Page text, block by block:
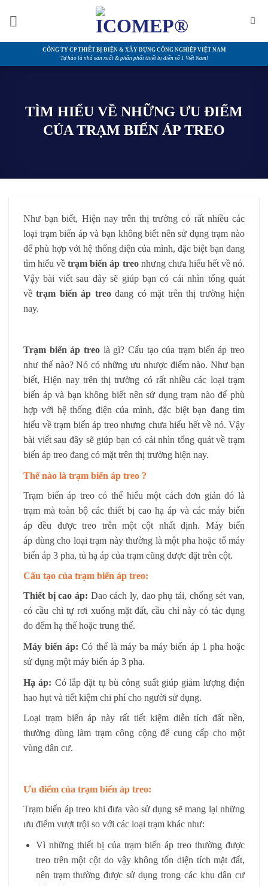
CÔNG TY CP THIẾT BỊ ĐIỆN & XÂY DỰNG CÔNG NGHIỆP VIỆT NAM
Tự hào là nhà sản xuất & phân phối thiết bị điện số 1 Việt Nam!
TÌM HIỂU VỀ NHỮNG ƯU ĐIỂM
CỦA TRẠM BIẾN ÁP TREO
Như bạn biết, Hiện nay trên thị trường có rất nhiều các
loại trạm biến áp và bạn không biết nên sử dụng trạm nào
để phù hợp với hệ thống điện của mình, đặc biệt bạn đang
tìm hiểu vềtrạm biến áp treonhưng chưa hiểu hết về nó.
Vậy bài viết sau đây sẽ giúp bạn có cái nhìn tổng quát
vềtrạm biến áp treođang có mặt trên thị trường hiện
nay.
Trạm biến áp treo là gì? Cấu tạo của trạm biến áp treo
như thế nào? Nó có những ưu nhược điểm nào. Như bạn
biết, Hiện nay trên thị trường có rất nhiều các loại trạm
biến áp và bạn không biết nên sử dụng trạm nào để phù
hợp với hệ thống điện của mình, đặc biệt bạn đang tìm
hiểu về trạm biến áp treo nhưng chưa hiểu hết về nó. Vậy
bài viết sau đây sẽ giúp bạn có cái nhìn tổng quát về trạm
biến áp treo đang có mặt trên thị trường hiện nay.
Thế nào là trạm biến áp treo ?
Trạm biến áp treo có thể hiểu một cách đơn giản đó là
trạm mà toàn bộ các thiết bị cao hạ áp và các máy biến
áp đều được treo trên một cột nhất định. Máy biến
áp dùng cho loại trạm này thường là một pha hoặc tổ máy
biến áp 3 pha, tủ hạ áp của trạm cũng được đặt trên cột.
Cấu tạo của trạm biến áp treo:
Thiết bị cao áp: Dao cách ly, dao phụ tải, chống sét van,
có cầu chì tự rơi xuống mặt đất, cầu chì này có tác dụng
đo đếm hạ thế hoặc trung thế.
Máy biến áp: Có thể là máy ba máy biến áp 1 pha hoặc
sử dụng một máy biến áp 3 pha.
Hạ áp: Có lắp đặt tụ bù công suất giúp giảm lượng điện
hao hụt và tiết kiệm chi phí cho người sử dụng.
Loại trạm biến áp này rất tiết kiệm diễn tích đất nền,
thường dùng làm trạm công cộng để cung cấp cho một
vùng dân cư.
Ưu điểm của trạm biến áp treo:
Trạm biến áp treo khi đưa vào sử dụng sẽ mang lại những
ưu điểm vượt trội so với các loại trạm khác như:
Vì những thiết bị của trạm biến áp treo thường được
treo trên một cột do vậy không tốn diện tích mặt đất,
nên trạm thường được sử dụng trong các khu dân cư